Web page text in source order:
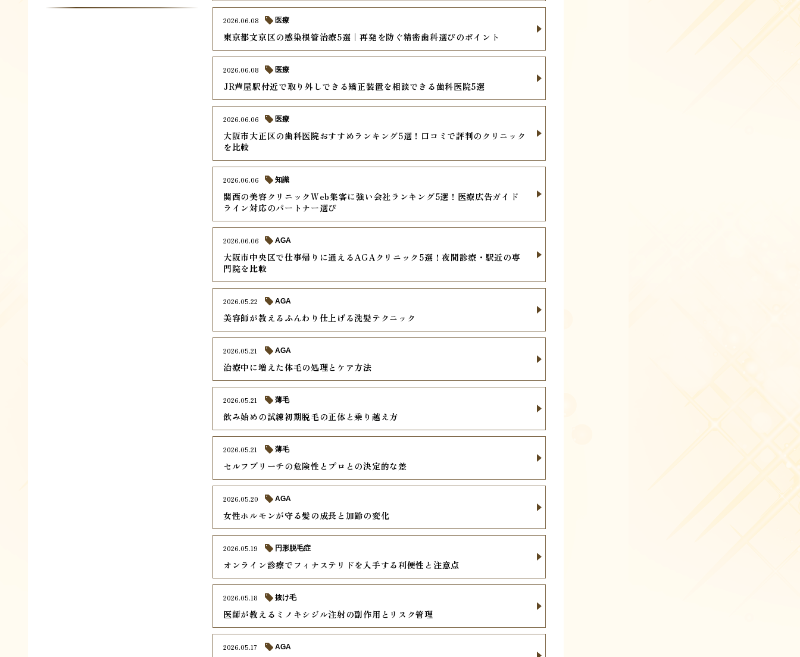
東京都文京区の感染根管治療5選｜再発を防ぐ精密歯科選びのポイント
2026.06.08 医療
JR芦屋駅付近で取り外しできる矯正装置を相談できる歯科医院5選
2026.06.08 医療
大阪市大正区の歯科医院おすすめランキング5選！口コミで評判のクリニック
を比較
2026.06.06 医療
関西の美容クリニックWeb集客に強い会社ランキング5選！医療広告ガイド
ライン対応のパートナー選び
2026.06.06 知識
大阪市中央区で仕事帰りに通えるAGAクリニック5選！夜間診療・駅近の専
門院を比較
2026.06.06 AGA
美容師が教えるふんわり仕上げる洗髪テクニック
2026.05.22 AGA
治療中に増えた体毛の処理とケア方法
2026.05.21 AGA
飲み始めの試練初期脱毛の正体と乗り越え方
2026.05.21 薄毛
セルフブリーチの危険性とプロとの決定的な差
2026.05.21 薄毛
女性ホルモンが守る髪の成長と加齢の変化
2026.05.20 AGA
オンライン診療でフィナステリドを入手する利便性と注意点
2026.05.19 円形脱毛症
医師が教えるミノキシジル注射の副作用とリスク管理
2026.05.18 抜け毛
2026.05.17 AGA